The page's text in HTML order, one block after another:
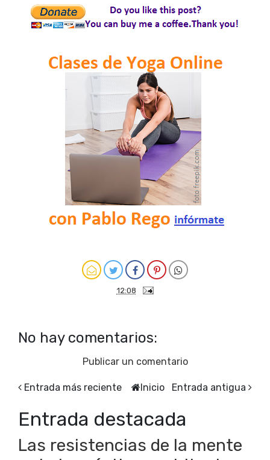
12:08
No hay comentarios:
Publicar un comentario
Entrada más reciente Entrada antigua
Inicio
Entrada destacada
Las resistencias de la mente